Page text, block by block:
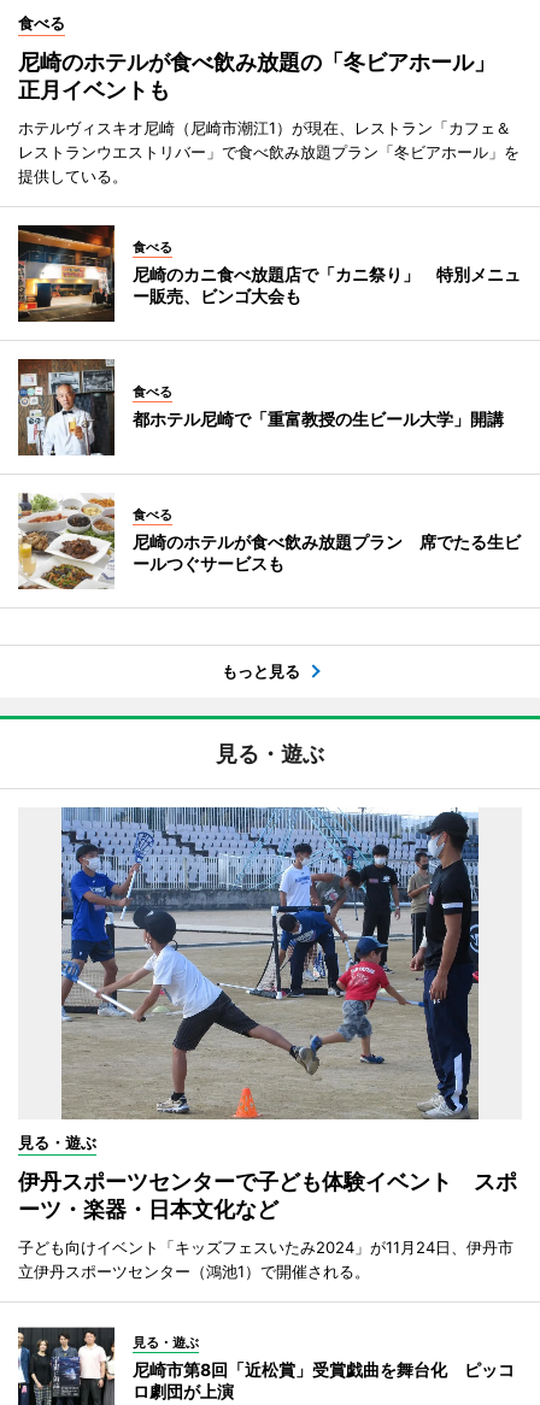
食べる
尼崎のホテルが食べ飲み放題の「冬ビアホール」
正月イベントも
ホテルヴィスキオ尼崎（尼崎市潮江1）が現在、レストラン「カフェ＆
レストランウエストリバー」で食べ飲み放題プラン「冬ビアホール」を
提供している。
食べる
尼崎のカニ食べ放題店で「カニ祭り」 特別メニュ
ー販売、ビンゴ大会も
食べる
都ホテル尼崎で「重富教授の生ビール大学」開講
食べる
尼崎のホテルが食べ飲み放題プラン 席でたる生ビ
ールつぐサービスも
もっと見る
見る・遊ぶ
見る・遊ぶ
伊丹スポーツセンターで子ども体験イベント スポ
ーツ・楽器・日本文化など
子ども向けイベント「キッズフェスいたみ2024」が11月24日、伊丹市
立伊丹スポーツセンター（鴻池1）で開催される。
見る・遊ぶ
尼崎市第8回「近松賞」受賞戯曲を舞台化 ピッコ
ロ劇団が上演